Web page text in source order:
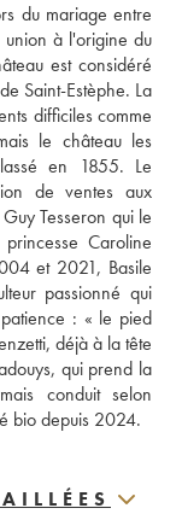
du mariage entre
union à l'origine du
est considéré
Saint-Estèphe. La
difficiles comme
le château les
en 1855. Le
de ventes aux
Tesseron qui le
Caroline
et 2021, Basile
passionné qui
: « le pied
déjà à la tête
qui prend la
conduit selon
bio depuis 2024.